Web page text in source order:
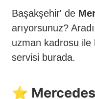
Başakşehir' de
arıyorsunuz?
uzman kadrosu ile
servisi burada.
⭐️